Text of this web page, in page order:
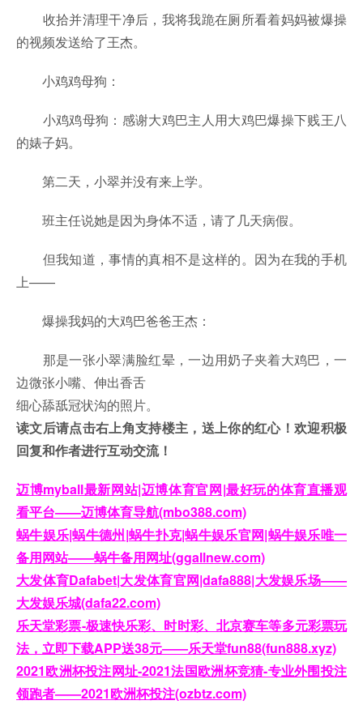
收拾并清理干净后，我将我跪在厕所看着妈妈被爆操
的视频发送给了王杰。
小鸡鸡母狗：
小鸡鸡母狗：感谢大鸡巴主人用大鸡巴爆操下贱王八
的婊子妈。
第二天，小翠并没有来上学。
班主任说她是因为身体不适，请了几天病假。
但我知道，事情的真相不是这样的。因为在我的手机
上——
爆操我妈的大鸡巴爸爸王杰：
那是一张小翠满脸红晕，一边用奶子夹着大鸡巴，一
边微张小嘴、伸出香舌
细心舔舐冠状沟的照片。
读文后请点击右上角支持楼主，送上你的红心！欢迎积极
回复和作者进行互动交流！
迈博myball最新网站|迈博体育官网|最好玩的体育直播观
看平台——迈博体育导航(mbo388.com)
蜗牛娱乐|蜗牛德州|蜗牛扑克|蜗牛娱乐官网|蜗牛娱乐唯一
备用网站——蜗牛备用网址(ggallnew.com)
大发体育Dafabet|大发体育官网|dafa888|大发娱乐场——
大发娱乐城(dafa22.com)
乐天堂彩票-极速快乐彩、时时彩、北京赛车等多元彩票玩
法，立即下载APP送38元——乐天堂fun88(fun888.xyz)
2021欧洲杯投注网址-2021法国欧洲杯竞猜-专业外围投注
领跑者——2021欧洲杯投注(ozbtz.com)